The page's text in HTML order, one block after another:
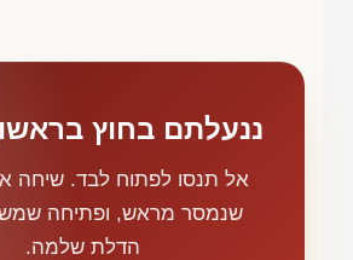
ננעלתם בחוץ
אל תנסו לפתוח לבד. שיחה
שנמסר מראש, ופתיחה
הדלת שלמה.